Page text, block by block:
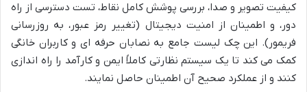
کیفیت تصویر و صدا، بررسی پوشش کامل نقاط، تست دسترسی از راه
دور، و اطمینان از امنیت دیجیتال (تغییر رمز عبور، به روزرسانی
فریمور). این چک لیست جامع به نصابان حرفه ای و کاربران خانگی
کمک می کند تا یک سیستم نظارتی کاملاً ایمن و کارآمد را راه اندازی
کنند و از عملکرد صحیح آن اطمینان حاصل نمایند.